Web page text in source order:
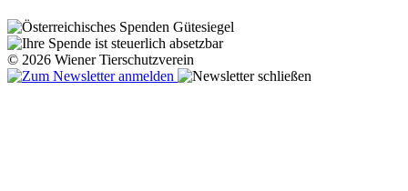
© 2026 Wiener Tierschutzverein